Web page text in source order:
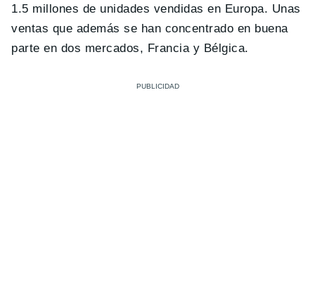
1.5 millones de unidades vendidas en Europa. Unas
ventas que además se han concentrado en buena
parte en dos mercados, Francia y Bélgica.